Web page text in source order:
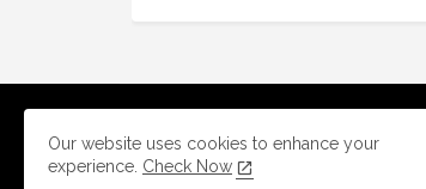
Our website uses cookies to enhance your
experience. Check Now